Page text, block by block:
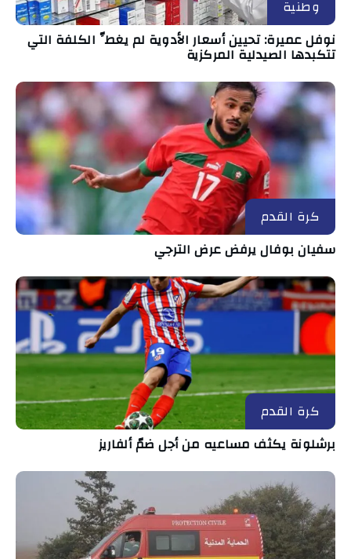
وطنية
نوفل عميرة: تحيين أسعار الأدوية لم يغطِّ الكلفة التي
تتكبدها الصيدلية المركزية
كرة القدم
سفيان بوفال يرفض عرض الترجي
كرة القدم
برشلونة يكثف مساعيه من أجل ضمّ ألفاريز